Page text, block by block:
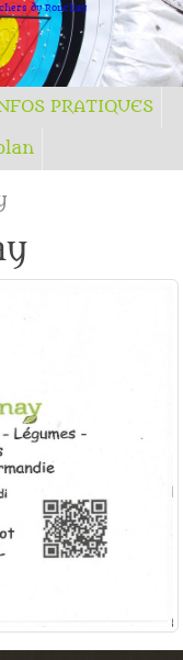
du Ronchay
PRATIQUES